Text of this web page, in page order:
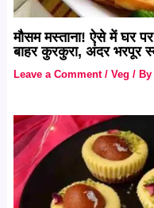
मौसम मस्‍ताना! ऐसे में घर
बाहर कुरकुरा, अंदर भरपूर
Leave a Comment /Veg / By